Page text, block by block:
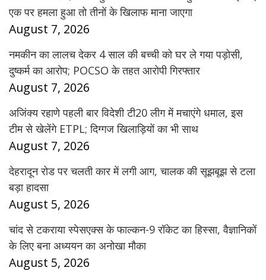
एक पर हमला हुआ तो तीनों के खिलाफ माना जाएगा
August 7, 2026
नमकीन का लालच देकर 4 साल की बच्ची को घर ले गया पड़ोसी,
दुष्कर्म का आरोप; POCSO के तहत आरोपी गिरफ्तार
August 7, 2026
अजिंक्य रहाणे पहली बार विदेशी टी20 लीग में मचाएंगे धमाल, इस
टीम से खेलेंगे ETPL; दिग्गज खिलाड़ियों का भी साथ
August 7, 2026
देहरादून रोड पर चलती कार में लगी आग, चालक की सूझबूझ से टला
बड़ा हादसा
August 5, 2026
चांद से टकराया स्पेसएक्स के फाल्कन-9 रॉकेट का हिस्सा, वैज्ञानिकों
के लिए बना अध्ययन का अनोखा मौका
August 5, 2026